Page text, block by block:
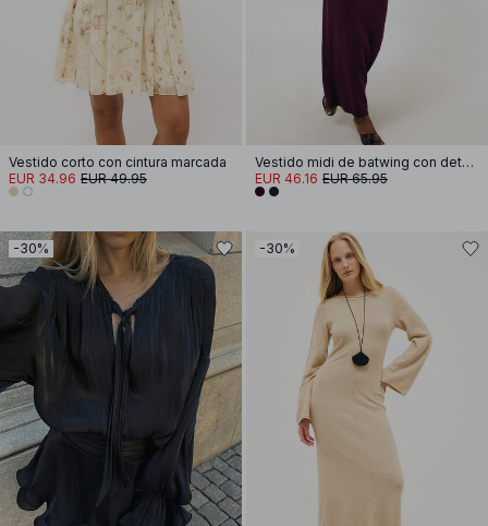
Vestido corto con cintura marcada
EUR 34.96 EUR 49.95
Vestido midi de batwing con detalle de costura
EUR 46.16 EUR 65.95
-30% -30%